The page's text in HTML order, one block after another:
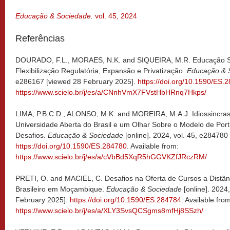
Educação & Sociedade. vol. 45, 2024
Referências
DOURADO, F.L., MORAES, N.K. and SIQUEIRA, M.R. Educação
Flexibilização Regulatória, Expansão e Privatização. Educação &
e286167 [viewed 28 February 2025]. https://doi.org/10.1590/
https://www.scielo.br/j/es/a/CNnhVmX7FVstHbHRnq7Hkps/
LIMA, P.B.C.D., ALONSO, M.K. and MOREIRA, M.A.J.
Universidade Aberta do Brasil e um Olhar Sobre o Modelo de
Desafios. Educação & Sociedade [online]. 2024, vol. 45,
https://doi.org/10.1590/ES.284780 . Available from:
https://www.scielo.br/j/es/a/cVbBd5XqR5hGGVKZfJRczRM/
PRETI, O. and MACIEL, C. Desafios na Oferta de Cursos a
Brasileiro em Moçambique. Educação & Sociedade [online].
February 2025]. https://doi.org/10.1590/ES.284784 . Available
https://www.scielo.br/j/es/a/XLY3SvsQCSgms8mfHj8SSzh/